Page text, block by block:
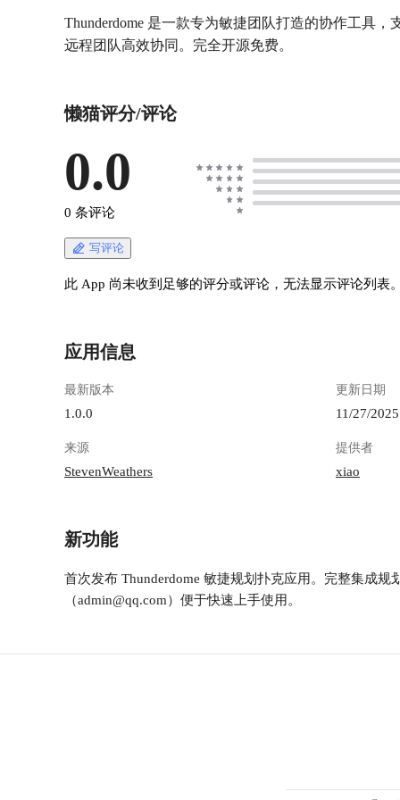
Thunderdome 是一款专为敏捷团队打造的协作工具
懒猫评分/评论
0.0
0 条评论
写评论
此 App 尚未收到足够的评分或评论，无法显示评论列表
应用信息
最新版本
1.0.0
更新日期
11/27/2025
来源
StevenWeathers
提供者
xiao
新功能
首次发布 Thunderdome 敏捷规划扑克应用。完整集成